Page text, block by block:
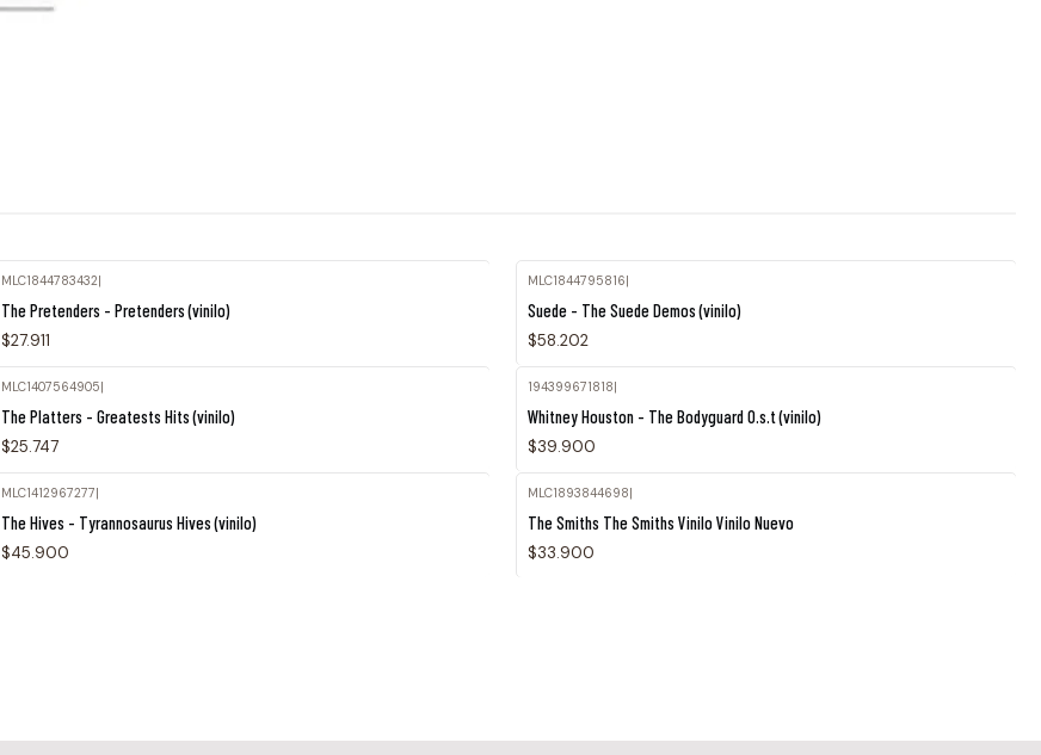
MLC1844783432|
The Pretenders - Pretenders (vinilo)
$27.911
MLC1844795816|
Suede - The Suede Demos (vinilo)
$58.202
MLC1407564905|
The Platters - Greatests Hits (vinilo)
$25.747
194399671818|
Whitney Houston - The Bodyguard O.s.t (vinilo)
$39.900
MLC1412967277
The Hives - Tyrannosaurus Hives (vinilo)
$45.900
MLC1893844698
The Smiths The Smiths Vinilo Vinilo Nuevo
$33.900